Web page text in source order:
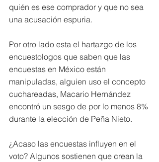
quién es ese comprador y que no sea
una acusación espuria.
Por otro lado esta el hartazgo de los
encuestologos que saben que las
encuestas en México están
manipuladas, alguien uso el concepto
cuchareadas, Macario Hernández
encontró un sesgo de por lo menos 8%
durante la elección de Peña Nieto.
¿Acaso las encuestas influyen en el
voto? Algunos sostienen que crean la